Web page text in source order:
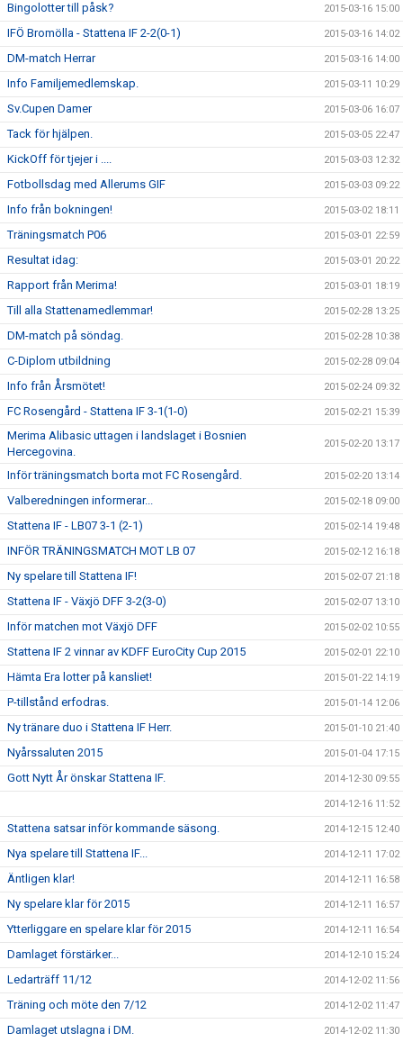
Bingolotter till påsk? 2015-03-16 15:00
IFÖ Bromölla - Stattena IF 2-2(0-1) 2015-03-16 14:02
DM-match Herrar 2015-03-16 14:00
Info Familjemedlemskap. 2015-03-11 10:29
Sv.Cupen Damer 2015-03-06 16:07
Tack för hjälpen. 2015-03-05 22:47
KickOff för tjejer i .... 2015-03-03 12:32
Fotbollsdag med Allerums GIF 2015-03-03 09:22
Info från bokningen! 2015-03-02 18:11
Träningsmatch P06 2015-03-01 22:59
Resultat idag: 2015-03-01 20:22
Rapport från Merima! 2015-03-01 18:19
Till alla Stattenamedlemmar! 2015-02-28 13:25
DM-match på söndag. 2015-02-28 10:38
C-Diplom utbildning 2015-02-28 09:04
Info från Årsmötet! 2015-02-24 09:32
FC Rosengård - Stattena IF 3-1(1-0) 2015-02-21 15:39
Merima Alibasic uttagen i landslaget i Bosnien
Hercegovina.
2015-02-20 13:17
Inför träningsmatch borta mot FC Rosengård. 2015-02-20 13:14
Valberedningen informerar... 2015-02-18 09:00
Stattena IF - LB07 3-1 (2-1) 2015-02-14 19:48
INFÖR TRÄNINGSMATCH MOT LB 07 2015-02-12 16:18
Ny spelare till Stattena IF! 2015-02-07 21:18
Stattena IF - Växjö DFF 3-2(3-0) 2015-02-07 13:10
Inför matchen mot Växjö DFF 2015-02-02 10:55
Stattena IF 2 vinnar av KDFF EuroCity Cup 2015 2015-02-01 22:10
Hämta Era lotter på kansliet! 2015-01-22 14:19
P-tillstånd erfodras. 2015-01-14 12:06
Ny tränare duo i Stattena IF Herr. 2015-01-10 21:40
Nyårssaluten 2015 2015-01-04 17:15
Gott Nytt År önskar Stattena IF. 2014-12-30 09:55
2014-12-16 11:52
Stattena satsar inför kommande säsong. 2014-12-15 12:40
Nya spelare till Stattena IF... 2014-12-11 17:02
Äntligen klar! 2014-12-11 16:58
Ny spelare klar för 2015 2014-12-11 16:57
Ytterliggare en spelare klar för 2015 2014-12-11 16:54
Damlaget förstärker... 2014-12-10 15:24
Ledarträff 11/12 2014-12-02 11:56
Träning och möte den 7/12 2014-12-02 11:47
Damlaget utslagna i DM. 2014-12-02 11:30